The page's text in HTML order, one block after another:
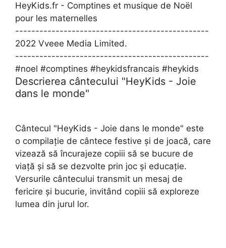
HeyKids.fr - Comptines et musique de Noël
pour les maternelles
------------------------------------------------
2022 Vveee Media Limited.
------------------------------------------------
#noel #comptines #heykidsfrancais #heykids
Descrierea cântecului "HeyKids - Joie
dans le monde"
Cântecul "HeyKids - Joie dans le monde" este
o compilație de cântece festive și de joacă, care
vizează să încurajeze copiii să se bucure de
viață și să se dezvolte prin joc și educație.
Versurile cântecului transmit un mesaj de
fericire și bucurie, invitând copiii să exploreze
lumea din jurul lor.